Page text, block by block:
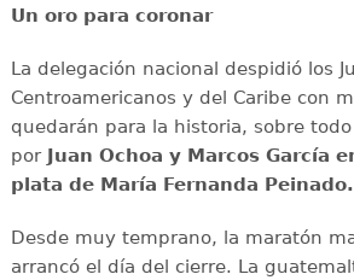
Un oro para coronar
La delegación nacional despidió los
Centroamericanos y del Caribe con
quedarán para la historia, sobre
por Juan Ochoa y Marcos García
plata de María Fernanda Peinado.
Desde muy temprano, la maratón
arrancó el día del cierre. La